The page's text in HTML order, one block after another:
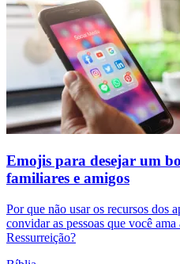
Emojis para desejar um
familiares e amigos
Por que não usar os recursos dos
convidar as pessoas que você
Ressurreição?